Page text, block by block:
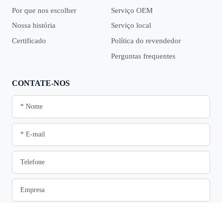
Por que nos escolher
Nossa história
Certificado
Serviço OEM
Serviço local
Política do revendedor
Perguntas frequentes
CONTATE-NOS